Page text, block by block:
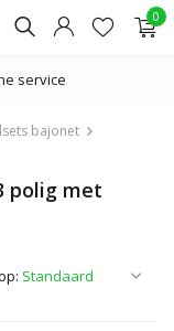
0
service
bajonet
polig met